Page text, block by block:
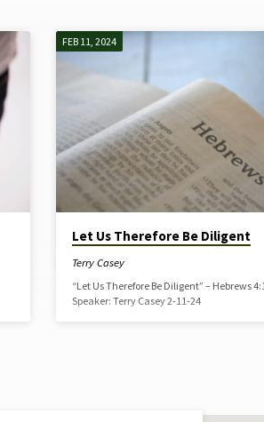
FEB 11, 2024
Let Us Therefore Be Diligent
Terry Casey
“Let Us Therefore Be Diligent” – Hebrews
Speaker: Terry Casey 2-11-24